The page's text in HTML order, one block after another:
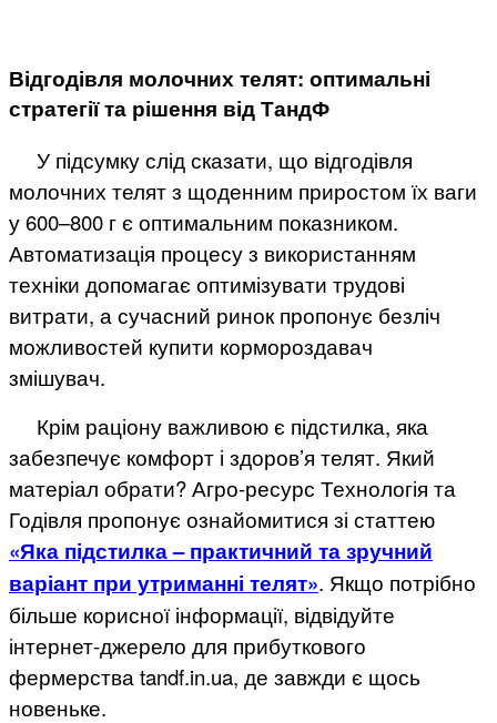
Відгодівля молочних телят: оптимальні
стратегії та рішення від ТандФ
У підсумку слід сказати, що відгодівля
молочних телят з щоденним приростом їх ваги
у 600–800 г є оптимальним показником.
Автоматизація процесу з використанням
техніки допомагає оптимізувати трудові
витрати, а сучасний ринок пропонує безліч
можливостей купити кормороздавач
змішувач.
Крім раціону важливою є підстилка, яка
забезпечує комфорт і здоров’я телят. Який
матеріал обрати? Агро-ресурс Технологія та
Годівля пропонує ознайомитися зі статтею
«Яка підстилка – практичний та зручний
варіант при утриманні телят». Якщо потрібно
більше корисної інформації, відвідуйте
інтернет-джерело для прибуткового
фермерства tandf.in.ua, де завжди є щось
новеньке.